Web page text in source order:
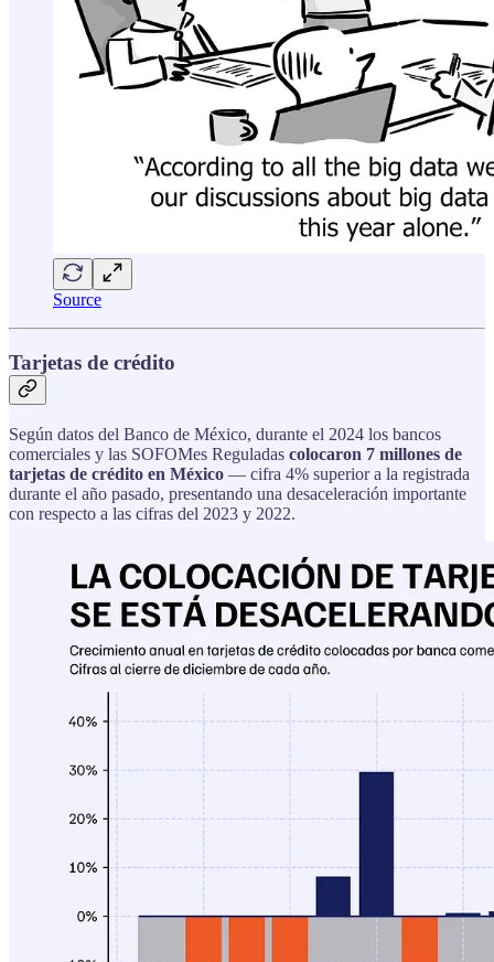
Source
Tarjetas de crédito
Según datos del Banco de México, durante el 2024 los bancos
comerciales y las SOFOMes Reguladas colocaron 7 millones de
tarjetas de crédito en México — cifra 4% superior a la registrada
durante el año pasado, presentando una desaceleración importante
con respecto a las cifras del 2023 y 2022.